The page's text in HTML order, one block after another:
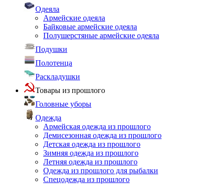
Одеяла
Армейские одеяла
Байковые армейские одеяла
Полушерстяные армейские одеяла
Подушки
Полотенца
Раскладушки
Товары из прошлого
Головные уборы
Одежда
Армейская одежда из прошлого
Демисезонная одежда из прошлого
Детская одежда из прошлого
Зимняя одежда из прошлого
Летняя одежда из прошлого
Одежда из прошлого для рыбалки
Спецодежда из прошлого